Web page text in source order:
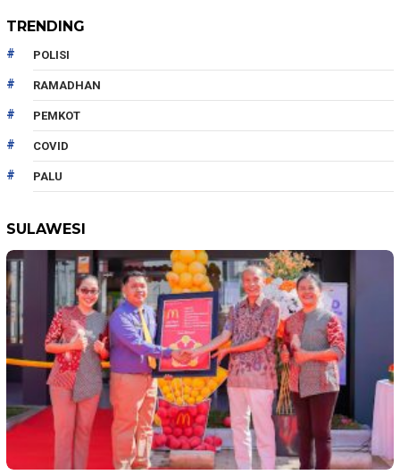
TRENDING
POLISI
RAMADHAN
PEMKOT
COVID
PALU
SULAWESI